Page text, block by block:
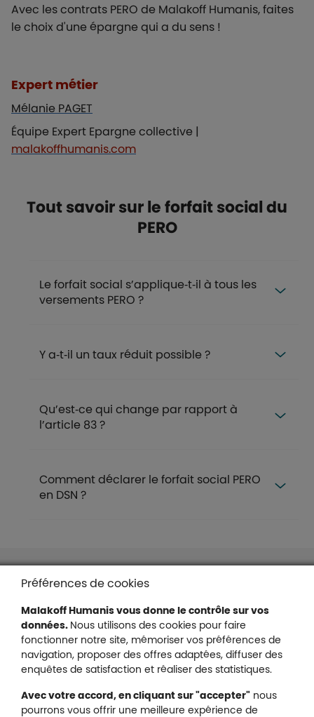
Avec les contrats PERO de Malakoff Humanis, faites
le choix d'une épargne qui a du sens !
Liste de contenus
Types de paragraphes
Expert métier
Mélanie PAGET
Équipe Expert Epargne collective |
malakoffhumanis.com
Titre
Tout savoir sur le forfait social du
PERO
Le forfait social s’applique‑t‑il à tous les
versements PERO ?
Y a‑t‑il un taux réduit possible ?
Qu’est‑ce qui change par rapport à
l’article 83 ?
Comment déclarer le forfait social PERO
en DSN ?
Liens en bas de page
Accessibilité : partiellement conforme
Protection des données
Nous contacter
Plan du site
Gestion des cookies
Préférences de cookies
Malakoff Humanis vous donne le contrôle sur vos
données. Nous utilisons des cookies pour faire
fonctionner notre site, mémoriser vos préférences de
navigation, proposer des offres adaptées, diffuser des
enquêtes de satisfaction et réaliser des statistiques.
Avec votre accord, en cliquant sur "accepter" nous
pourrons vous offrir une meilleure expérience de